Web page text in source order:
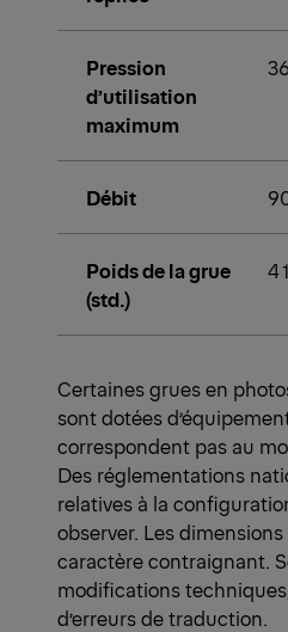
Pression
d’utilisation
maximum
Débit
Poids de la grue
(std.)
4
Certaines grues en
sont dotées
correspondent pas au
Des réglementations
relatives à la
observer. Les
caractère contraignant.
modifications
d’erreurs de traduction.